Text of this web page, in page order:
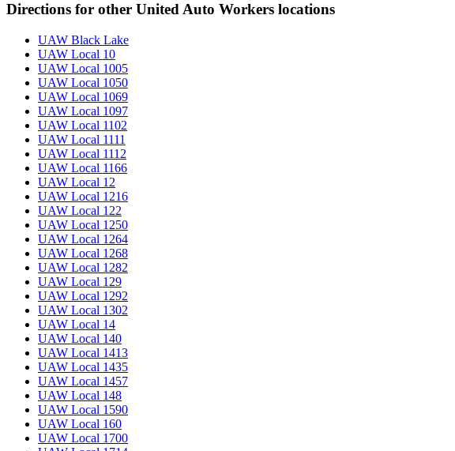
Directions for other United Auto Workers locations
UAW Black Lake
UAW Local 10
UAW Local 1005
UAW Local 1050
UAW Local 1069
UAW Local 1097
UAW Local 1102
UAW Local 1111
UAW Local 1112
UAW Local 1166
UAW Local 12
UAW Local 1216
UAW Local 122
UAW Local 1250
UAW Local 1264
UAW Local 1268
UAW Local 1282
UAW Local 129
UAW Local 1292
UAW Local 1302
UAW Local 14
UAW Local 140
UAW Local 1413
UAW Local 1435
UAW Local 1457
UAW Local 148
UAW Local 1590
UAW Local 160
UAW Local 1700